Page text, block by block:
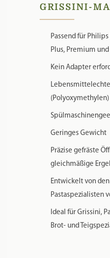
GRISSINI-
Passend für
Plus, Premium
Kein Adapter
(Polyoxymethylen)
Geringes Gewicht
Präzise gefräste
gleichmäßige
Entwickelt von
Pastaspezialisten
Ideal für Grissini,
Brot- und